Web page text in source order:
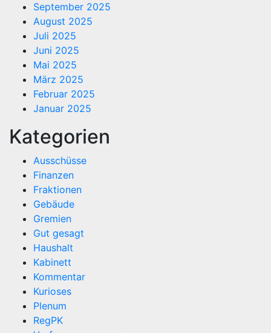
September 2025
August 2025
Juli 2025
Juni 2025
Mai 2025
März 2025
Februar 2025
Januar 2025
Kategorien
Ausschüsse
Finanzen
Fraktionen
Gebäude
Gremien
Gut gesagt
Haushalt
Kabinett
Kommentar
Kurioses
Plenum
RegPK